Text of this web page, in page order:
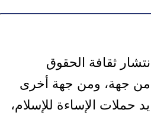
ثقافة الحقوق
من جهة، ومن جهة أخرى
حملات الإساءة للإسلام،